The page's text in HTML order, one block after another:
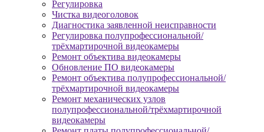
Регулировка
Чистка видеоголовок
Диагностика заявленной неисправности
Регулировка полупрофессиональной/
трёхмартирочной видеокамеры
Ремонт объектива видеокамеры
Обновление ПО видеокамеры
Ремонт объектива полупрофессиональной/
трёхмартирочной видеокамеры
Ремонт механических узлов
полупрофессиональной/трёхмартирочной
видеокамеры